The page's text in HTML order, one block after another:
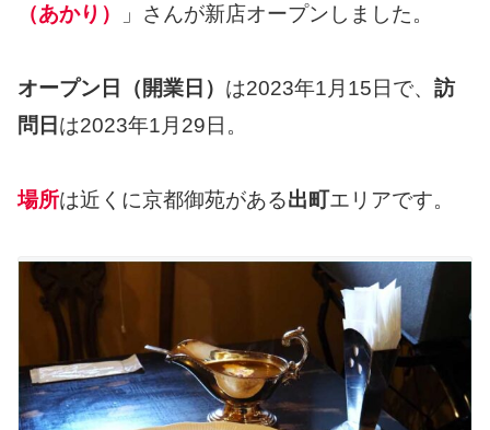
（あかり）
」さんが新店オープンしました。
オープン日（開業日） は2023年1月15日で、 訪
問日 は2023年1月29日。
場所は近くに京都御苑がある出町エリアです。